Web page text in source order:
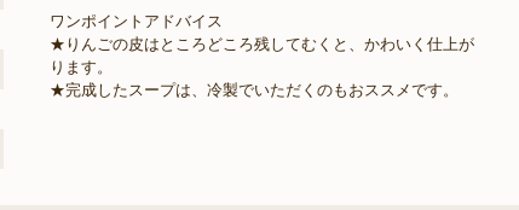
ワンポイントアドバイス
★りんごの皮はところどころ残してむくと、かわいく仕上が
ります。
★完成したスープは、冷製でいただくのもおススメです。